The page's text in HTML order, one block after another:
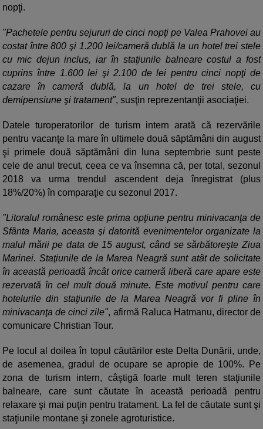
nopţi.
"Pachetele pentru sejururi de cinci nopţi pe Valea Prahovei au
costat între 800 şi 1.200 lei/cameră dublă la un hotel trei stele
cu mic dejun inclus, iar în staţiunile balneare costul a fost
cuprins între 1.600 lei şi 2.100 de lei pentru cinci nopţi de
cazare în cameră dublă, la un hotel de trei stele, cu
demipensiune şi tratament", susţin reprezentanţii asociaţiei.
Datele turoperatorilor de turism intern arată că rezervările
pentru vacanţe la mare în ultimele două săptămâni din august
şi primele două săptămâni din luna septembrie sunt peste
cele de anul trecut, ceea ce va însemna că, per total, sezonul
2018 va urma trendul ascendent deja înregistrat (plus
18%/20%) în comparaţie cu sezonul 2017.
"Litoralul românesc este prima opţiune pentru minivacanţa de
Sfânta Maria, aceasta şi datorită evenimentelor organizate la
malul mării pe data de 15 august, când se sărbătoreşte Ziua
Marinei. Staţiunile de la Marea Neagră sunt atât de solicitate
în această perioadă încât orice cameră liberă care apare este
rezervată în cel mult două minute. Este motivul pentru care
hotelurile din staţiunile de la Marea Neagră vor fi pline în
minivacanţa de cinci zile", afirmă Raluca Hatmanu, director de
comunicare Christian Tour.
Pe locul al doilea în topul căutărilor este Delta Dunării, unde,
de asemenea, gradul de ocupare se apropie de 100%. Pe
zona de turism intern, câştigă foarte mult teren staţiunile
balneare, care sunt căutate în această perioadă pentru
relaxare şi mai puţin pentru tratament. La fel de căutate sunt şi
staţiunile montane şi zonele agroturistice.